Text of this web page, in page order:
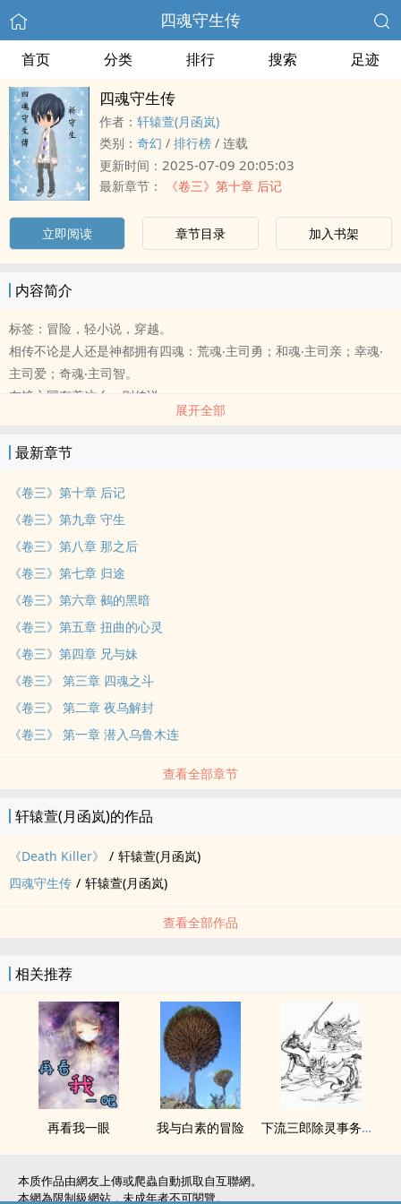
四魂守生传
首页 分类 排行 搜索 足迹
四魂守生传
作者： 轩辕萱(月函岚)
类别： 奇幻 / 排行榜 / 连载
更新时间： 2025-07-09 20:05:03
最新章节： 《卷三》第十章 后记
立即阅读 章节目录 加入书架
内容简介
标签：冒险，轻小说，穿越。
相传不论是人还是神都拥有四魂：荒魂‧主司勇；和魂‧主司亲；幸魂‧
主司爱；奇魂‧主司智。
在镜之国有着这么一则传说──
遥久远古以前，曾经有名为鵺的大妖怪横行破坏、使得许多人死亡，
将鵺封印于鸾山之下。
然总有一天，鵺会为了复仇再次苏醒，而直灵守与四魂士将会再一次
恶搞版简介：来自和平现代的青年祈守生带领着凶残四魂士伙伴走上
拯救镜之国的返家之道。
文艺版简介：因为相遇而相识、因为相识而相知。是你教会我们信
任、是你给予我们勇气，谢谢你，来到这个世界与我们相遇。
---------------------------------------------------
【卷一】命定之人
【卷二】交织的命运
【卷三】归途
---------------------------------------------------
展开全部
最新章节
《卷三》第十章 后记
《卷三》第九章 守生
《卷三》第八章 那之后
《卷三》第七章 归途
《卷三》第六章 鵺的黑暗
《卷三》第五章 扭曲的心灵
《卷三》第四章 兄与妹
《卷三》 第三章 四魂之斗
《卷三》 第二章 夜乌解封
《卷三》 第一章 潜入乌鲁木连
查看全部章节
轩辕萱(月函岚)的作品
《Death Killer》 / 轩辕萱(月函岚)
四魂守生传 / 轩辕萱(月函岚)
查看全部作品
相关推荐
再看我一眼 我与白素的冒险 下流三郎除灵事务所 - 九尾妖狐篇
本质作品由網友上傳或爬蟲自動抓取自互聯網。
本網為限制級網站，未成年者不可閱覽。